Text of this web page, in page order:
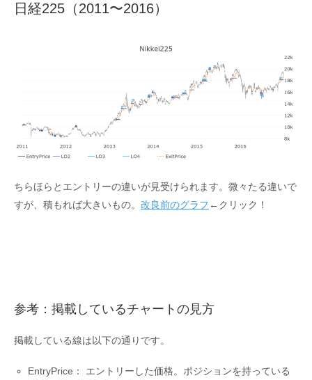
日経225（2011〜2016）
ちらほらとエントリーの違いが見受けられます。微々たる違いで
すが、積もれば大きいもの。 改良前のグラフ ←クリック！
参考：掲載しているチャートの見方
掲載している線は以下の通りです。
EntryPrice： エントリーした価格。ポジションを持っている